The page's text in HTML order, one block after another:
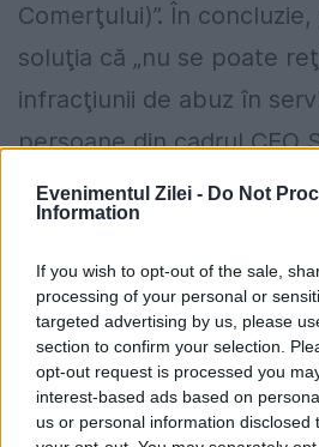
Evenimentul Zilei - Do Not
Information
If you wish to opt-out of the sale,
processing of your personal or
targeted advertising by us, please
section to confirm your selection.
opt-out request is processed you
interest-based ads based on
us or personal information disclosed
Comerţului)”. În
soluţia că „nu se poate
infracţiunii de abuz în
persoane din cadrul CEO
vedere că din materialul
administrat nu rezultă că
iar cele fără consecinţe
prescrise la data sesizării
DNA a îngropat
milioane de euro.